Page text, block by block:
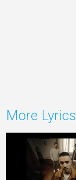
More Lyrics